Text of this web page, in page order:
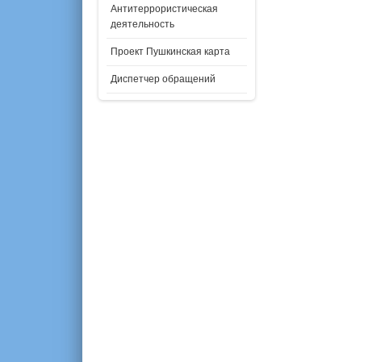
Антитеррористическая
деятельность
Проект Пушкинская карта
Диспетчер обращений